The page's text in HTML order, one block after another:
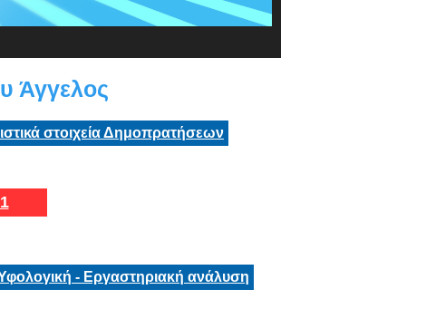
Άγγελος
στοιχεία Δημοπρατήσεων
- Εργαστηριακή ανάλυση